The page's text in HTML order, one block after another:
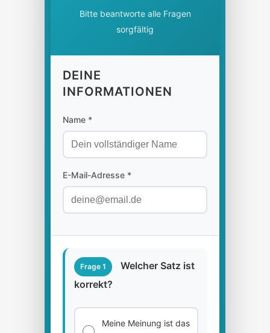
Bitte beantworte alle Fragen
sorgfältig
DEINE
INFORMATIONEN
Name *
E-Mail-Adresse *
Frage 1
Welcher Satz ist
korrekt?
Meine Meinung ist das